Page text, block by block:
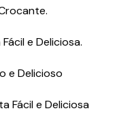
e Deliciosa.
e Delicioso
Fácil e Deliciosa